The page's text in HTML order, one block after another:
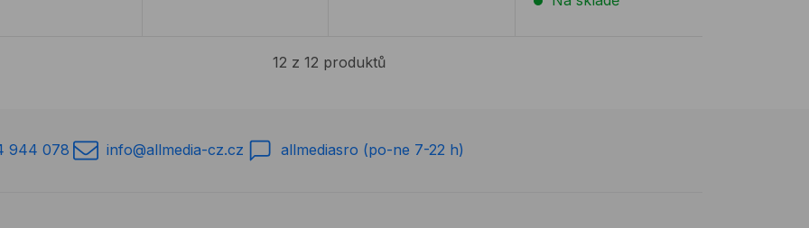
12 z 12 produktů
944 078 info@allmedia-cz.cz allmediasro (po-ne 7-22 h)